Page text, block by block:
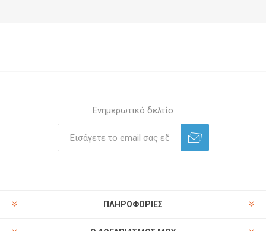
Ενημερωτικό δελτίο
ΠΛΗΡΟΦΟΡΊΕΣ